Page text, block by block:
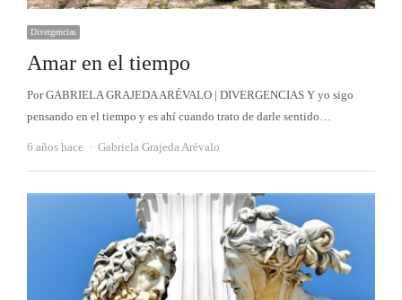
Divergencias
Amar en el tiempo
Por GABRIELA GRAJEDA ARÉVALO | DIVERGENCIAS Y yo sigo
pensando en el tiempo y es ahí cuando trato de darle sentido…
6 años hace Autor
Gabriela Grajeda Arévalo